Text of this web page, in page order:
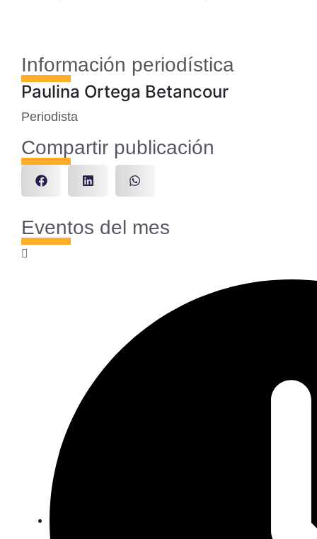
Información periodística
Paulina Ortega Betancour
Periodista
Compartir publicación
Eventos del mes